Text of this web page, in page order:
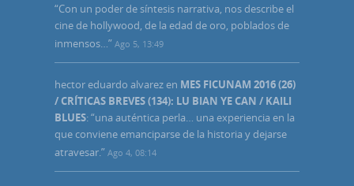
“Con un poder de síntesis narrativa, nos describe el
cine de hollywood, de la edad de oro, poblados de
inmensos…” Ago 5, 13:49
hector eduardo alvarez en MES FICUNAM 2016 (26)
/ CRÍTICAS BREVES (134): LU BIAN YE CAN / KAILI
BLUES: “una auténtica perla… una experiencia en la
que conviene emanciparse de la historia y dejarse
atravesar.” Ago 4, 08:14